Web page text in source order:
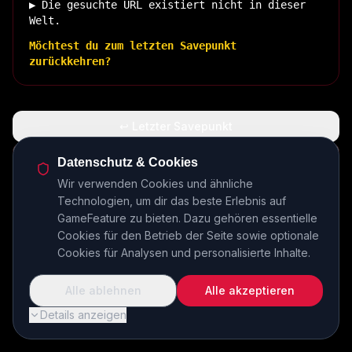
▶ Die gesuchte URL existiert nicht in dieser
Welt.
Möchtest du zum letzten Savepunkt
zurückkehren?
🏠 Zurück zur Basis
INSERT COIN TO CONTINUE...
Datenschutz & Cookies
Wir verwenden Cookies und ähnliche
Technologien, um dir das beste Erlebnis auf
GameFeature zu bieten. Dazu gehören essentielle
Cookies für den Betrieb der Seite sowie optionale
Cookies für Analysen und personalisierte Inhalte.
Details anzeigen
Alle ablehnen Alle akzeptieren